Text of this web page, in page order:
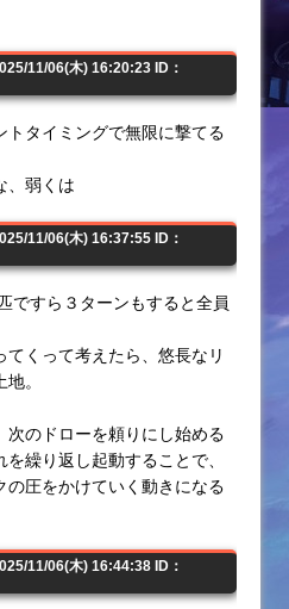
11/06(木) 16:20:23 ID：
トタイミングで無限に撃てる
、弱くは
11/06(木) 16:37:55 ID：
ですら３ターンもすると全員
くって考えたら、悠長なリ
。
次のドローを頼りにし始める
繰り返し起動することで、
の圧をかけていく動きになる
11/06(木) 16:44:38 ID：